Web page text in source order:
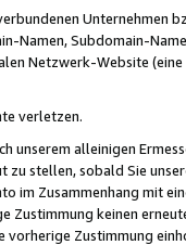
Unternehmen
Namen, Subdomain-
Netzwerk-Website
verletzen.
unserem alleinigen
stellen, sobald Sie
im Zusammenhang mit
Zustimmung keinen
vorherige Zustimmung